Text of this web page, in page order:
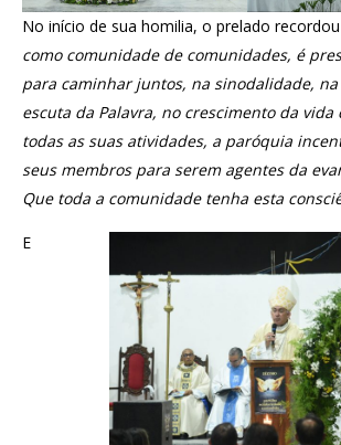
No início de sua homilia, o prelado
como comunidade de comunidades, é
para caminhar juntos, na sinodalidade,
escuta da Palavra, no crescimento da vida
todas as suas atividades, a paróquia
seus membros para serem agentes da
Que toda a comunidade tenha esta
E